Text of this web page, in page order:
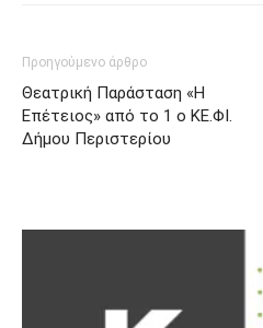
Προηγούμενο άρθρο
Θεατρική Παράσταση «Η
Επέτειος» από το 1 ο ΚΕ.ΦΙ.
Δήμου Περιστερίου